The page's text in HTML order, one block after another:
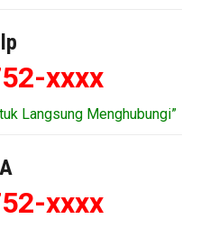
xxxx
Langsung Menghubungi”
xxxx